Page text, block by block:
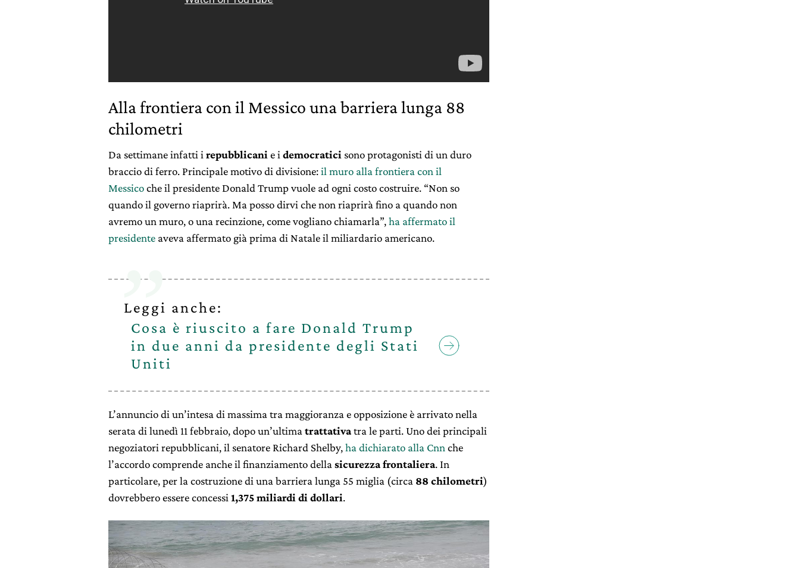
Alla frontiera con il Messico una barriera lunga 88
chilometri
Da settimane infatti i repubblicani e i democratici sono protagonisti di un duro
braccio di ferro. Principale motivo di divisione:il muro alla frontiera con il
Messicoche il presidente Donald Trump vuole ad ogni costo costruire. “Non so
quando il governo riaprirà. Ma posso dirvi che non riaprirà fino a quando non
avremo un muro, o una recinzione, come vogliano chiamarla”,ha affermato il
presidente aveva affermato già prima di Natale il miliardario americano.
Leggi anche:
Cosa è riuscito a fare Donald Trump
in due anni da presidente degli Stati
Uniti
L’annuncio di un’intesa di massima tra maggioranza e opposizione è arrivato nella
serata di lunedì 11 febbraio, dopo un’ultima trattativatra le parti. Uno dei principali
negoziatori repubblicani, il senatore Richard Shelby,ha dichiarato alla Cnn che
l’accordo comprende anche il finanziamento della sicurezza frontaliera. In
particolare, per la costruzione di una barriera lunga 55 miglia (circa 88 chilometri)
dovrebbero essere concessi 1,375 miliardi di dollari.